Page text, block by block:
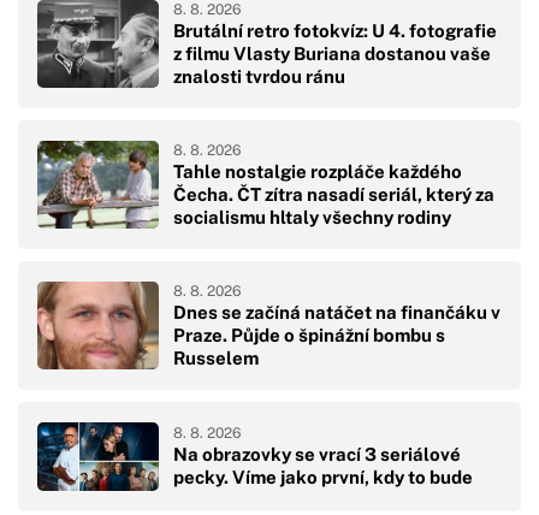
Brutální retro fotokvíz: U 4. fotografie
z filmu Vlasty Buriana dostanou vaše
znalosti tvrdou ránu
8. 8. 2026
Tahle nostalgie rozpláče každého
Čecha. ČT zítra nasadí seriál, který za
socialismu hltaly všechny rodiny
8. 8. 2026
Dnes se začíná natáčet na finančáku v
Praze. Půjde o špinážní bombu s
Russelem
8. 8. 2026
Na obrazovky se vrací 3 seriálové
pecky. Víme jako první, kdy to bude
8. 8. 2026